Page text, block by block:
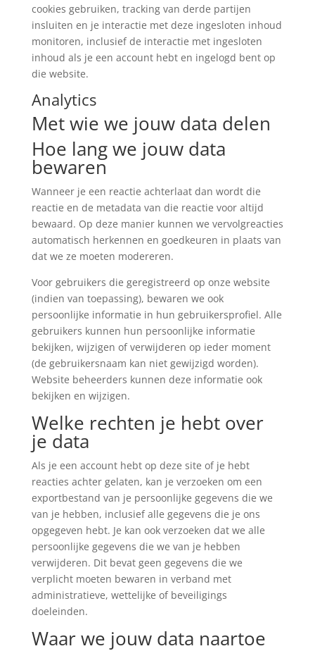
cookies gebruiken, tracking van derde partijen
insluiten en je interactie met deze ingesloten inhoud
monitoren, inclusief de interactie met ingesloten
inhoud als je een account hebt en ingelogd bent op
die website.
Analytics
Met wie we jouw data delen
Hoe lang we jouw data
bewaren
Wanneer je een reactie achterlaat dan wordt die
reactie en de metadata van die reactie voor altijd
bewaard. Op deze manier kunnen we vervolgreacties
automatisch herkennen en goedkeuren in plaats van
dat we ze moeten modereren.
Voor gebruikers die geregistreerd op onze website
(indien van toepassing), bewaren we ook
persoonlijke informatie in hun gebruikersprofiel. Alle
gebruikers kunnen hun persoonlijke informatie
bekijken, wijzigen of verwijderen op ieder moment
(de gebruikersnaam kan niet gewijzigd worden).
Website beheerders kunnen deze informatie ook
bekijken en wijzigen.
Welke rechten je hebt over
je data
Als je een account hebt op deze site of je hebt
reacties achter gelaten, kan je verzoeken om een
exportbestand van je persoonlijke gegevens die we
van je hebben, inclusief alle gegevens die je ons
opgegeven hebt. Je kan ook verzoeken dat we alle
persoonlijke gegevens die we van je hebben
verwijderen. Dit bevat geen gegevens die we
verplicht moeten bewaren in verband met
administratieve, wettelijke of beveiligings
doeleinden.
Waar we jouw data naartoe